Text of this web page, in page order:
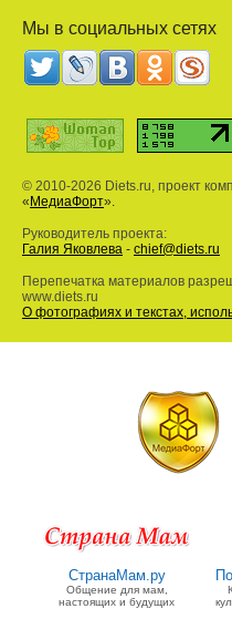
Мы в социальных сетях
© 2010-2026 Diets.ru, проект
« МедиаФорт».
Руководитель проекта:
Галия Яковлева - chief@diets.ru
Перепечатка материалов
www.diets.ru
О фотографиях и текстах,
СтранаМам.ру
Общение для мам,
настоящих и будущих